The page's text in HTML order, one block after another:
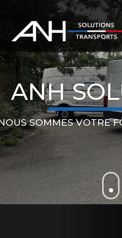
ANH
SOMMES VOTRE